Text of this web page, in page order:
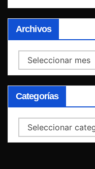
Archivos
Archivos
Categorías
Categorías